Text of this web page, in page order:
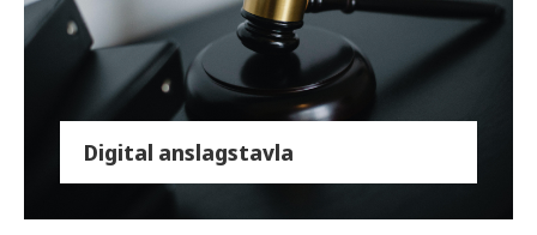
Digital anslagstavla